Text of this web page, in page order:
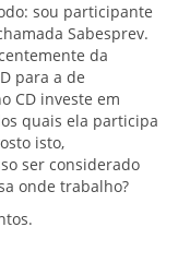
sou participante
Sabesprev.
da
para a de
CD investe em
quais ela participa
isto,
ser considerado
onde trabalho?